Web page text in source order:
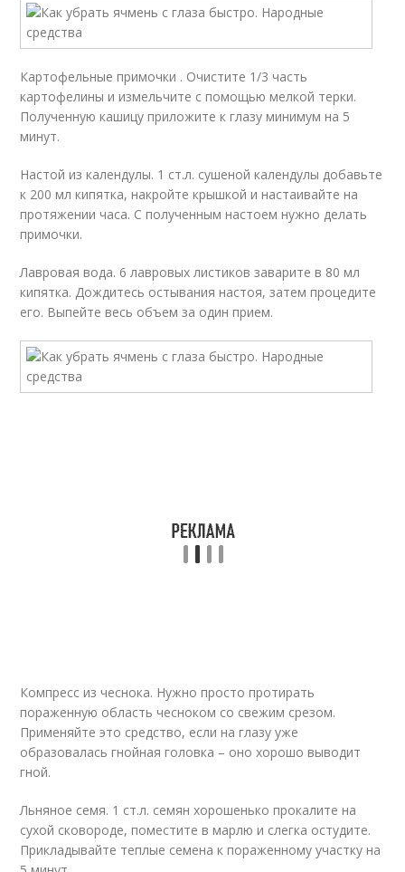
Картофельные примочки . Очистите 1/3 часть
картофелины и измельчите с помощью мелкой терки.
Полученную кашицу приложите к глазу минимум на 5
минут.
Настой из календулы. 1 ст.л. сушеной календулы добавьте
к 200 мл кипятка, накройте крышкой и настаивайте на
протяжении часа. С полученным настоем нужно делать
примочки.
Лавровая вода. 6 лавровых листиков заварите в 80 мл
кипятка. Дождитесь остывания настоя, затем процедите
его. Выпейте весь объем за один прием.
Компресс из чеснока. Нужно просто протирать
пораженную область чесноком со свежим срезом.
Применяйте это средство, если на глазу уже
образовалась гнойная головка – оно хорошо выводит
гной.
Льняное семя. 1 ст.л. семян хорошенько прокалите на
сухой сковороде, поместите в марлю и слегка остудите.
Прикладывайте теплые семена к пораженному участку на